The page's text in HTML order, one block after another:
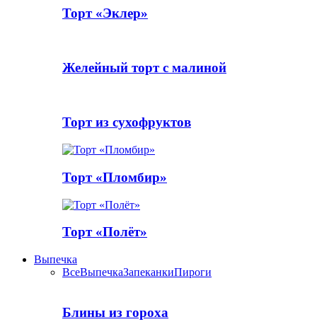
Торт «Эклер»
Желейный торт с малиной
Торт из сухофруктов
Торт «Пломбир»
Торт «Полёт»
Выпечка
ВсеВыпечкаЗапеканкиПироги
Блины из гороха